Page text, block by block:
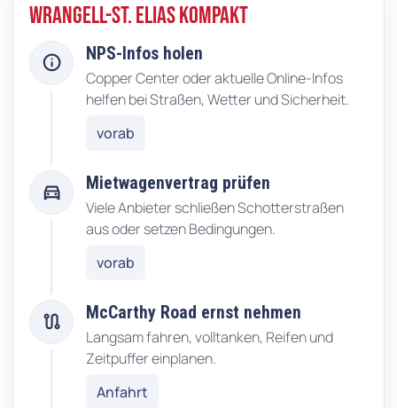
Wrangell-St. Elias kompakt
info NPS-Infos holen
Copper Center oder aktuelle Online-Infos
helfen bei Straßen, Wetter und Sicherheit.
vorab
directions_car Mietwagenvertrag prüfen
Viele Anbieter schließen Schotterstraßen
aus oder setzen Bedingungen.
vorab
route McCarthy Road ernst nehmen
Langsam fahren, volltanken, Reifen und
Zeitpuffer einplanen.
Anfahrt